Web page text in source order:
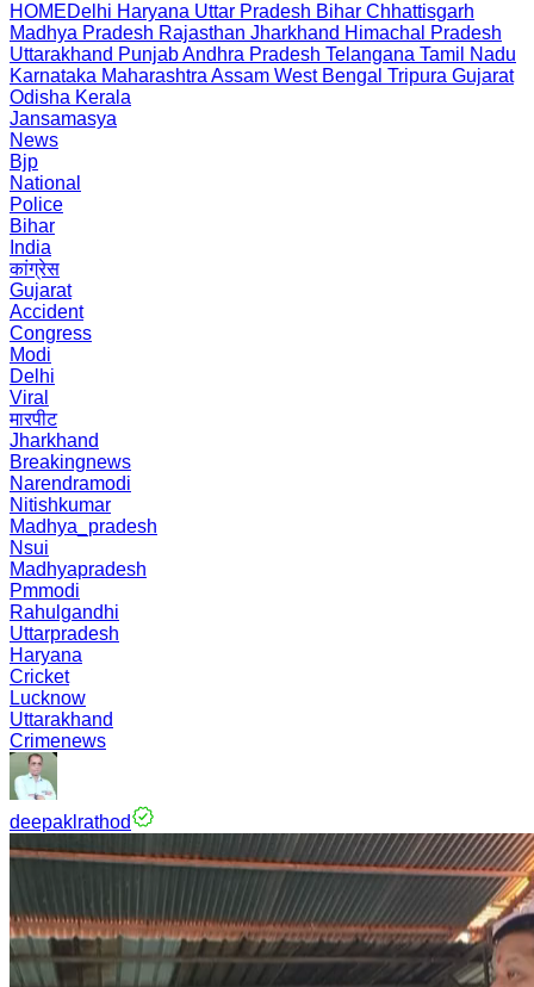
HOMEDelhi Haryana Uttar Pradesh Bihar Chhattisgarh
Madhya Pradesh Rajasthan Jharkhand Himachal Pradesh
Uttarakhand PunjabAndhra Pradesh Telangana Tamil Nadu
Karnataka Maharashtra Assam West Bengal Tripura Gujarat
Odisha Kerala
Jansamasya
News
Bjp
National
Police
Bihar
India
कांग्रेस
Gujarat
Accident
Congress
Modi
Delhi
Viral
मारपीट
Jharkhand
Breakingnews
Narendramodi
Nitishkumar
Madhya_pradesh
Nsui
Madhyapradesh
Pmmodi
Rahulgandhi
Uttarpradesh
Haryana
Cricket
Lucknow
Uttarakhand
Crimenews
deepaklrathod